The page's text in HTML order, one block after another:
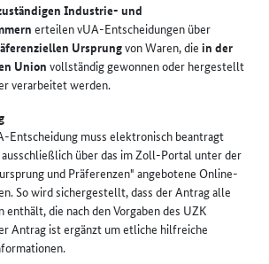
Industrie- und
erteilen vUA-Entscheidungen über
Ursprungvon Waren, die in der
Union vollständig gewonnen oder hergestellt
verarbeitet werden.
Entscheidung muss elektronisch beantragt
über das im Zoll-Portal unter der
und Präferenzen" angebotene Online-
So wird sichergestellt, dass der Antrag alle
die nach den Vorgaben des UZK
Antrag ist ergänzt um etliche hilfreiche